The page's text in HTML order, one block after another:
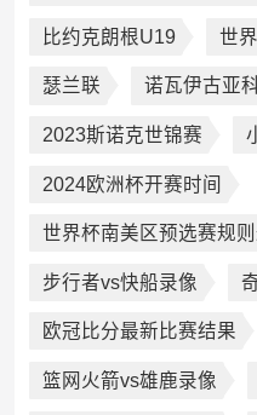
比约克朗根U19 世
瑟兰联 诺瓦伊古亚
2023斯诺克世锦赛
2024欧洲杯开赛时间
世界杯南美区预选赛规
步行者vs快船录像
欧冠比分最新比赛结果
篮网火箭vs雄鹿录像